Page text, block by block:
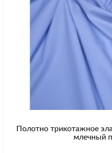
Полотно трикотажное
млечный